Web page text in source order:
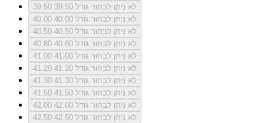
39.50
לא ניתן לבחור גודל 39.50
40.00
לא ניתן לבחור גודל 40.00
40.50
לא ניתן לבחור גודל 40.50
40.80
לא ניתן לבחור גודל 40.80
41.00
לא ניתן לבחור גודל 41.00
41.20
לא ניתן לבחור גודל 41.20
41.30
לא ניתן לבחור גודל 41.30
41.50
לא ניתן לבחור גודל 41.50
42.00
לא ניתן לבחור גודל 42.00
42.50
לא ניתן לבחור גודל 42.50